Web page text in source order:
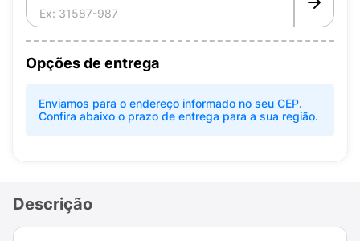
Opções de entrega
Enviamos para o endereço informado no seu CEP.
Confira abaixo o prazo de entrega para a sua região.
Descrição